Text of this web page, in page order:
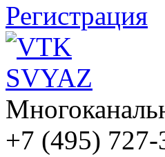
Регистрация
+7 (495) 727-